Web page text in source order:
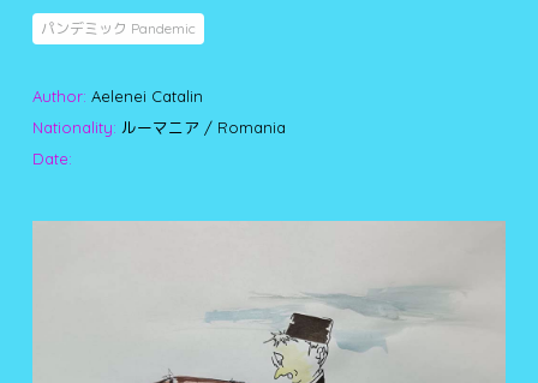
パンデミック Pandemic
Author: Aelenei Catalin
Nationality: ルーマニア / Romania
Date: